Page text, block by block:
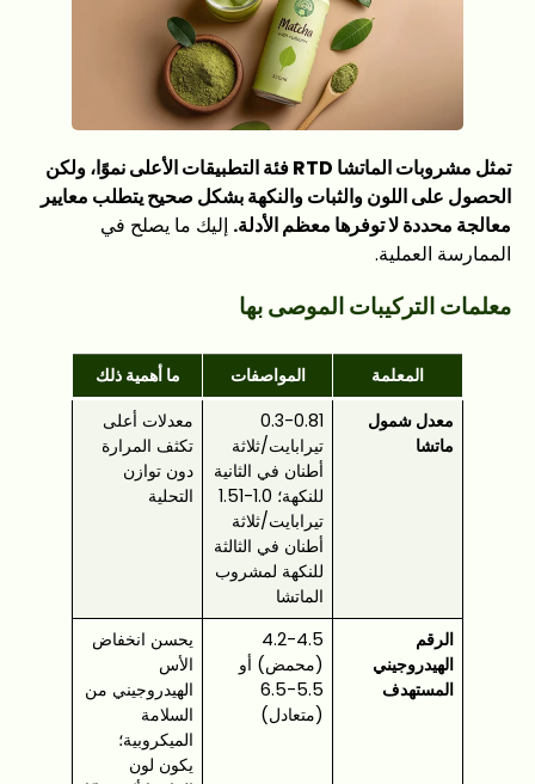
تمثل مشروبات الماتشا RTD فئة التطبيقات الأعلى نموًا، ولكن
الحصول على اللون والثبات والنكهة بشكل صحيح يتطلب معايير
معالجة محددة لا توفرها معظم الأدلة. إليك ما يصلح في
الممارسة العملية.
معلمات التركيبات الموصى بها
المعلمة المواصفات
ما أهمية ذلك
معدل شمول
ماتشا
0.3-0.81
تيرابايت/ثلاثة
أطنان في الثانية
للنكهة؛ 1.0-1.51
تيرابايت/ثلاثة
أطنان في الثالثة
للنكهة لمشروب
الماتشا
معدلات أعلى
تكثف المرارة
دون توازن
التحلية
الرقم
الهيدروجيني
المستهدف
4.2-4.5
(محمض) أو
5.5-6.5
(متعادل)
يحسن انخفاض
الأس
الهيدروجيني من
السلامة
الميكروبية؛
يكون لون